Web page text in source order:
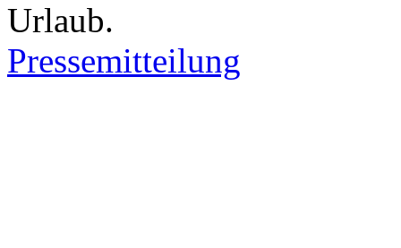
Urlaub.
Pressemitteilung